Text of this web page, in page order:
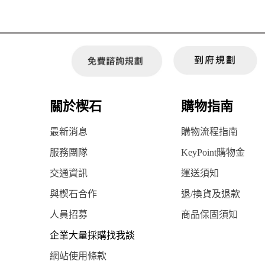
關於楔石 購物指南
最新消息 購物流程指南
服務團隊 KeyPoint購物金
交通資訊 運送須知
與楔石合作 退/換貨及退款
人員招募 商品保固須知
企業大量採購找我談
網站使用條款